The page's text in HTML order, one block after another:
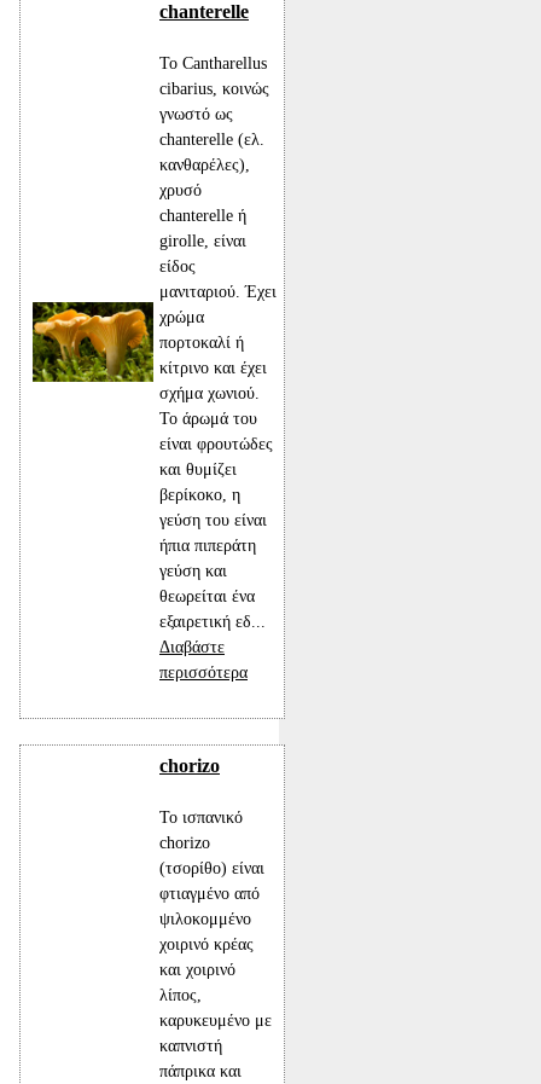
chanterelle
Το Cantharellus
cibarius, κοινώς
γνωστό ως
chanterelle (ελ.
κανθαρέλες),
χρυσό
chanterelle ή
girolle, είναι
είδος
μανιταριού. Έχει
χρώμα
πορτοκαλί ή
κίτρινο και έχει
σχήμα χωνιού.
Το άρωμά του
είναι φρουτώδες
και θυμίζει
βερίκοκο, η
γεύση του είναι
ήπια πιπεράτη
γεύση και
θεωρείται ένα
εξαιρετική εδ...
Διαβάστε
περισσότερα
chorizo
To ισπανικό
chorizo
(τσορίθο) είναι
φτιαγμένο από
ψιλοκομμένο
χοιρινό κρέας
και χοιρινό
λίπος,
καρυκευμένο με
καπνιστή
πάπρικα και